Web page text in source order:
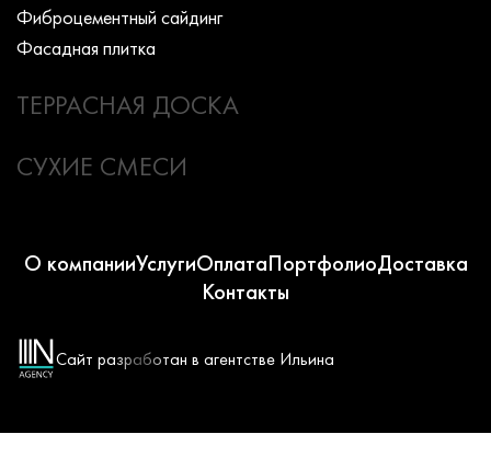
Фиброцементный сайдинг
Фасадная плитка
ТЕРРАСНАЯ ДОСКА
СУХИЕ СМЕСИ
О компанииУслугиОплатаПортфолиоДоставка
Контакты
Сайт разработан в агентстве Ильина